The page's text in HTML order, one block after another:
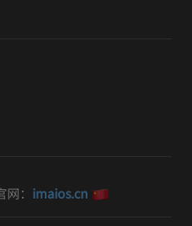
： imaios.cn